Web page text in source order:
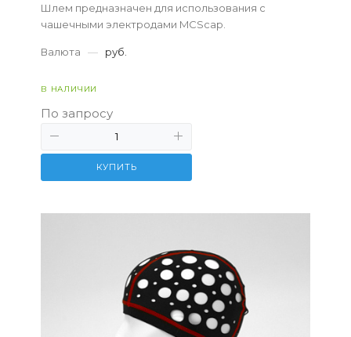
Шлем предназначен для использования с
чашечными электродами MCScap.
Валюта — руб.
В НАЛИЧИИ
По запросу
КУПИТЬ